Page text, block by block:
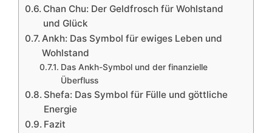
Chan Chu: Der Geldfrosch für Wohlstand
und Glück
Ankh: Das Symbol für ewiges Leben und
Wohlstand
Das Ankh-Symbol und der finanzielle
Überfluss
Shefa: Das Symbol für Fülle und göttliche
Energie
Fazit